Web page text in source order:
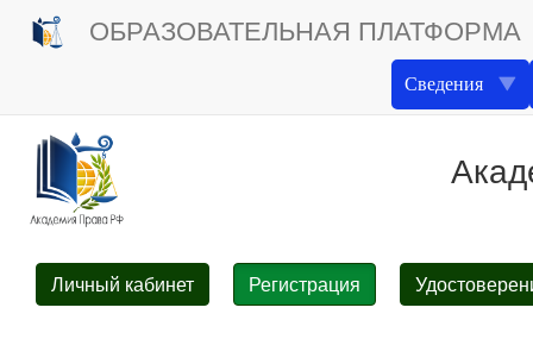
ОБРАЗОВАТЕЛЬНАЯ ПЛАТФОРМА
Сведения
Личный кабинет Регистрация